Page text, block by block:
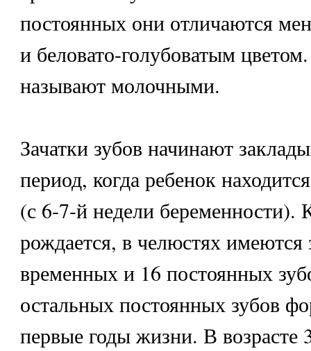
постоянных они отличаются
и беловато-голубоватым
называют молочными.
Зачатки зубов начинают
период, когда ребенок
(с 6-7-й недели беременности).
рождается, в челюстях имеются
временных и 16 постоянных
остальных постоянных зубов
первые годы жизни. В возрасте